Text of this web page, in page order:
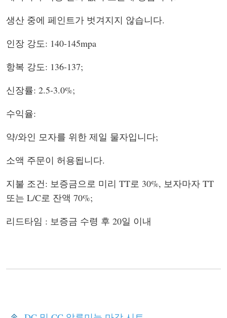
생산 중에 페인트가 벗겨지지 않습니다.
인장 강도: 140-145mpa
항복 강도: 136-137;
신장률: 2.5-3.0%;
수익율:
약/와인 모자를 위한 제일 물자입니다;
소액 주문이 허용됩니다.
지불 조건: 보증금으로 미리 TT로 30%, 보자마자 TT
또는 L/C로 잔액 70%;
리드타임 : 보증금 수령 후 20일 이내